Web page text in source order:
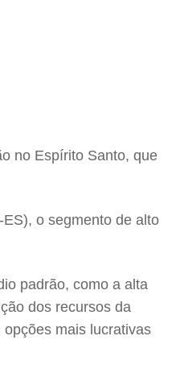
no Espírito Santo, que
o segmento de alto
padrão, como a alta
dos recursos da
mais lucrativas